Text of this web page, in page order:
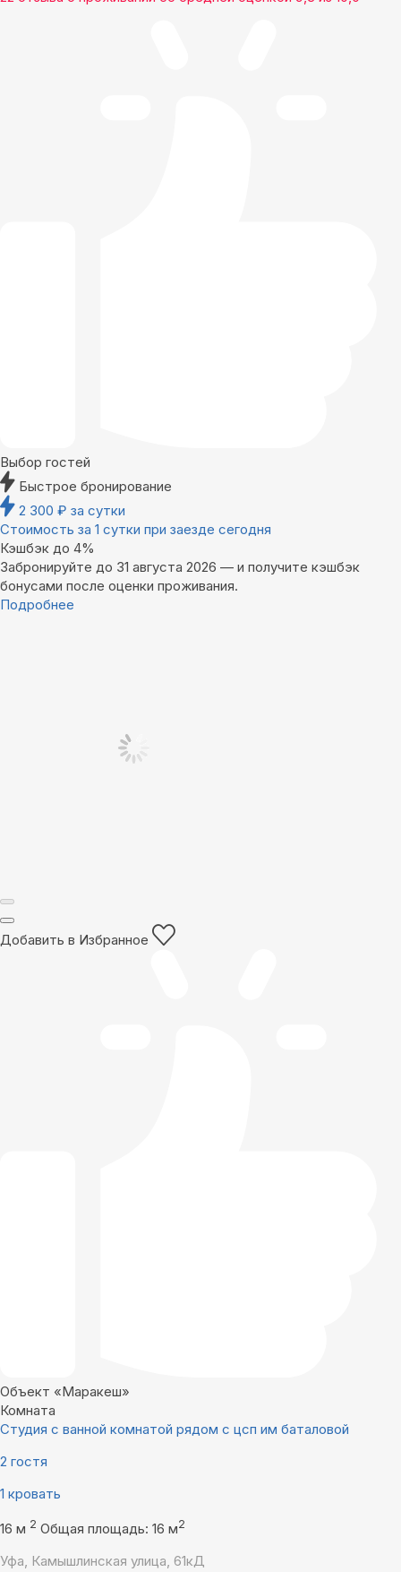
Выбор гостей
Быстрое бронирование
2 300 ₽ за сутки
Стоимость за 1 сутки при заезде сегодня
Кэшбэк до 4%
Забронируйте до 31 августа 2026 — и получите кэшбэк
бонусами после оценки проживания.
Подробнее
Добавить в Избранное
Объект «Маракеш»
Комната
Студия с ванной комнатой рядом с цсп им баталовой
2 гостя
1 кровать
16 м 2 Общая площадь: 16 м2
Уфа, Камышлинская улица, 61кД